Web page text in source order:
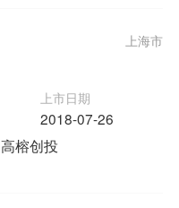
上海市
上市日期
2018-07-26
高榕创投